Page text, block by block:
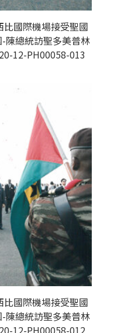
國際機場接受聖國
陳總統訪聖多美普林
12-PH00058-013
國際機場接受聖國
陳總統訪聖多美普林
12-PH00058-012